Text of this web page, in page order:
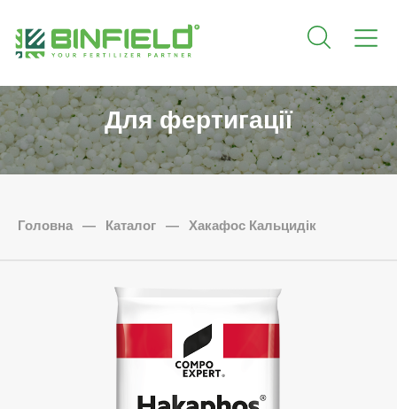
Для фертигації
Головна — Каталог — Хакафос Кальцидік